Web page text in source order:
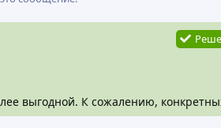
выгодной. К сожалению,